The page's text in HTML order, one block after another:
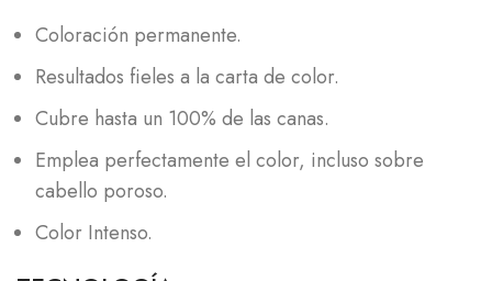
Coloración permanente.
Resultados fieles a la carta de color.
Cubre hasta un 100% de las canas.
Emplea perfectamente el color, incluso sobre
cabello poroso.
Color Intenso.